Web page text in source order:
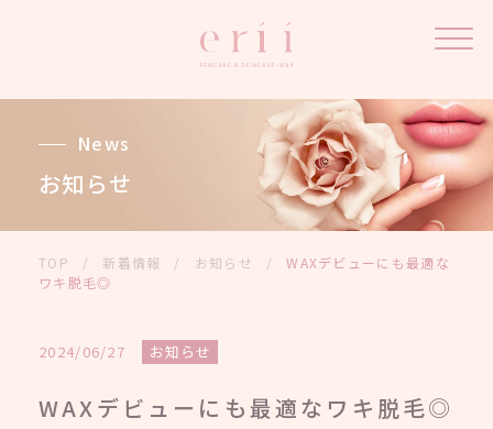
News
お知らせ
TOP / 新着情報 / お知らせ /
WAXデビューにも最適な
ワキ脱毛◎
2024/06/27 お知らせ
WAXデビューにも最適なワキ脱毛◎